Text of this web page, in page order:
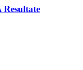
Resultate